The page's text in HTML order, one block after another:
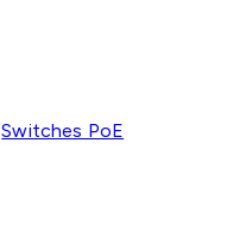
Switches PoE